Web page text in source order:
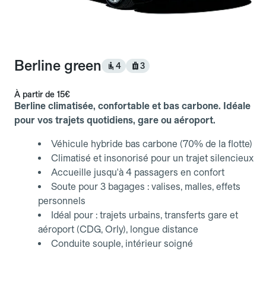
Berline green 4 3
À partir de 15€
Berline climatisée, confortable et bas carbone. Idéale
pour vos trajets quotidiens, gare ou aéroport.
Véhicule hybride bas carbone (70% de la flotte)
Climatisé et insonorisé pour un trajet silencieux
Accueille jusqu'à 4 passagers en confort
Soute pour 3 bagages : valises, malles, effets
personnels
Idéal pour : trajets urbains, transferts gare et
aéroport (CDG, Orly), longue distance
Conduite souple, intérieur soigné